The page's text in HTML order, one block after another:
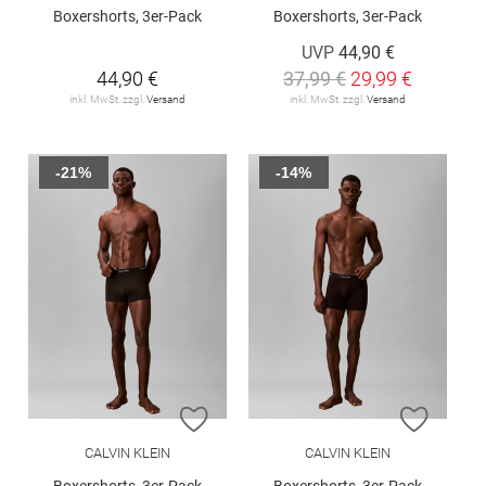
Boxershorts, 3er-Pack
44,90 €
inkl. MwSt. zzgl. Versand
Boxershorts, 3er-Pack
UVP 44,90 €
37,99 € 29,99 €
inkl. MwSt. zzgl. Versand
ZUR WUNSCHLISTE HINZUFÜGEN
CALVIN KLEIN
-21%
ZUR
CALVIN KLEIN
-14%